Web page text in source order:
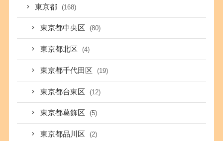
東京都 (168)
東京都中央区 (80)
東京都北区 (4)
東京都千代田区 (19)
東京都台東区 (12)
東京都葛飾区 (5)
東京都品川区 (2)